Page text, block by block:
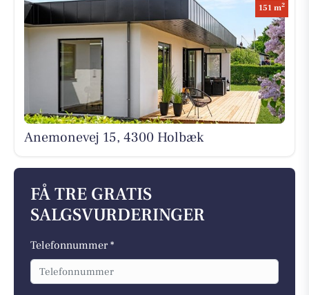
151 m2
Anemonevej 15, 4300 Holbæk
FÅ TRE GRATIS
SALGSVURDERINGER
Telefonnummer *